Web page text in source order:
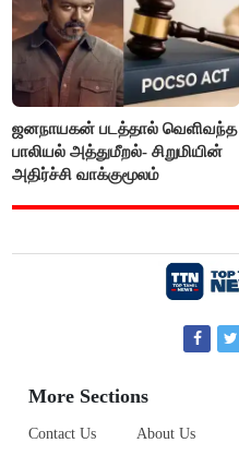
ஜனநாயகன் படத்தால் வெளிவந்த
பாலியல் அத்துமீறல்- சிறுமியின்
அதிர்ச்சி வாக்குமூலம்
More Sections
Contact Us About Us